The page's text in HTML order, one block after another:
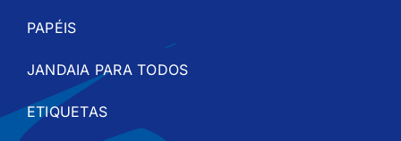
PAPÉIS
JANDAIA PARA TODOS
ETIQUETAS